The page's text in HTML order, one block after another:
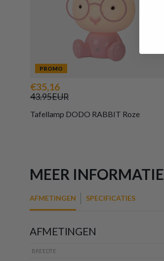
PROMO
€35,16
43.95EUR
Tafellamp DODO RABBIT Roze
MEER INFORMATIE
AFMETINGEN SPECIFICATIES
AFMETINGEN
BREEDTE